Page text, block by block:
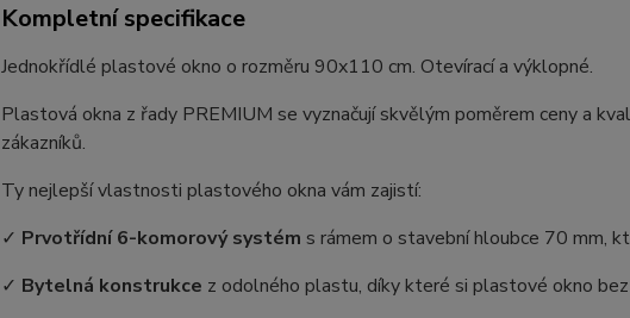
Kompletní specifikace
Jednokřídlé plastové okno o rozměru 90x110 cm. Otevírací a výklopné.
Plastová okna z řady PREMIUM se vyznačují skvělým poměrem ceny a
zákazníků.
Ty nejlepší vlastnosti plastového okna vám zajistí:
✓ Prvotřídní 6-komorový systém s rámem o stavební hloubce 70 mm,
✓ Bytelná konstrukce z odolného plastu, díky které si plastové okno